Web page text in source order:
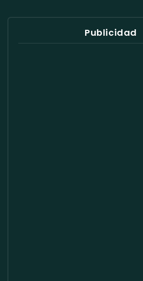
Publicidad